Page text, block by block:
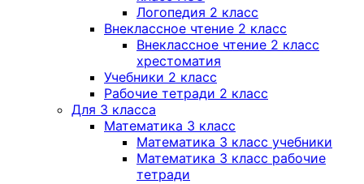
Логопедия 2 класс
Внеклассное чтение 2 класс
Внеклассное чтение 2 класс
хрестоматия
Учебники 2 класс
Рабочие тетради 2 класс
Для 3 класса
Математика 3 класс
Математика 3 класс учебники
Математика 3 класс рабочие
тетради